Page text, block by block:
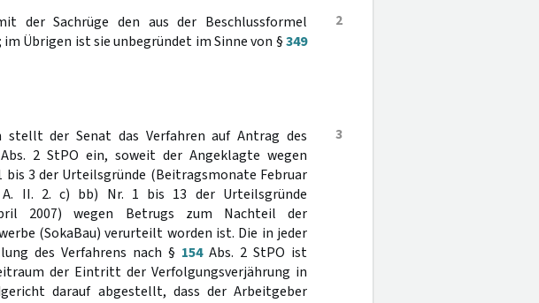
2
der Sachrüge den aus der Beschlussformel
im Übrigen ist sie unbegründet im Sinne von §349
3
stellt der Senat das Verfahren auf Antrag des
2 StPO ein, soweit der Angeklagte wegen
bis 3 der Urteilsgründe (Beitragsmonate Februar
II. 2. c) bb) Nr. 1 bis 13 der Urteilsgründe
2007) wegen Betrugs zum Nachteil der
(SokaBau) verurteilt worden ist. Die in jeder
des Verfahrens nach § 154Abs. 2 StPO ist
der Eintritt der Verfolgungsverjährung in
darauf abgestellt, dass der Arbeitgeber